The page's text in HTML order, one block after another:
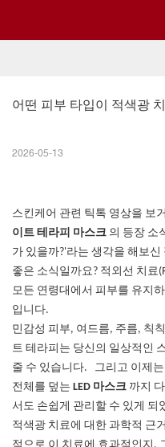
어떤 피부 타입이 적색광
2026-05-13
스킨케어 관련 틱톡 영상을 보
이트 테라피 마스크 의 등장 소
가 있을까?'라는 생각을 해보
좋은 소식일까요? 적외선 치료
모든 연령대에서 피부를 유지
입니다.
민감성 피부, 여드름, 주름, 칙
트 테라피는 당신의 일상적인
줄 수 있습니다.
그리고 이제
전체를 덮는 LED 마스크 까지
서도 손쉽게 관리할 수 있게 되
적색광 치료에 대한 과학적 근